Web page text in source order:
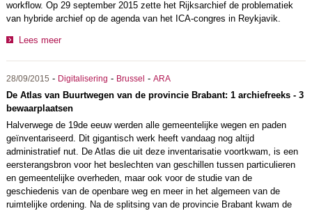
workflow. Op 29 september 2015 zette het Rijksarchief de problematiek
van hybride archief op de agenda van het ICA-congres in Reykjavik.
Lees meer
28/09/2015 - Digitalisering - Brussel - ARA
De Atlas van Buurtwegen van de provincie Brabant: 1 archiefreeks - 3
bewaarplaatsen
Halverwege de 19de eeuw werden alle gemeentelijke wegen en paden
geïnventariseerd. Dit gigantisch werk heeft vandaag nog altijd
administratief nut. De Atlas die uit deze inventarisatie voortkwam, is een
eersterangsbron voor het beslechten van geschillen tussen particulieren
en gemeentelijke overheden, maar ook voor de studie van de
geschiedenis van de openbare weg en meer in het algemeen van de
ruimtelijke ordening. Na de splitsing van de provincie Brabant kwam de